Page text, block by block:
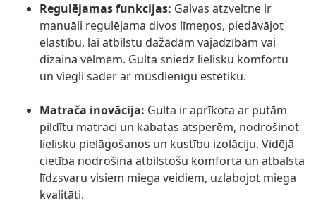
Regulējamas funkcijas: Galvas atzveltne ir
manuāli regulējama divos līmeņos, piedāvājot
elastību, lai atbilstu dažādām vajadzībām vai
dizaina vēlmēm. Gulta sniedz lielisku komfortu
un viegli sader ar mūsdienīgu estētiku.
Matrača inovācija: Gulta ir aprīkota ar putām
pildītu matraci un kabatas atsperēm, nodrošinot
lielisku pielāgošanos un kustību izolāciju. Vidējā
cietība nodrošina atbilstošu komforta un atbalsta
līdzsvaru visiem miega veidiem, uzlabojot miega
kvalitāti.